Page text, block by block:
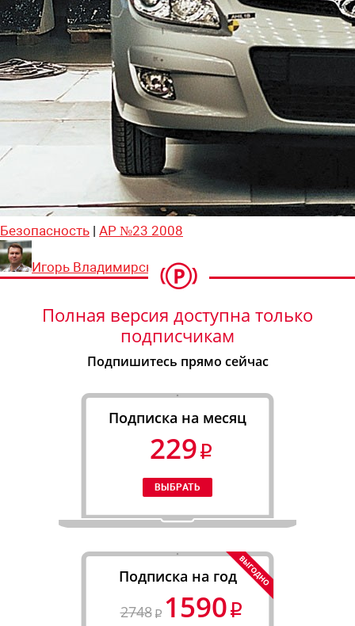
Безопасность | АР №23 2008
Игорь Владимирский
Полная версия доступна только
подписчикам
Подпишитесь прямо сейчас
Подписка на месяц
229
Подписка на год
2748
1590